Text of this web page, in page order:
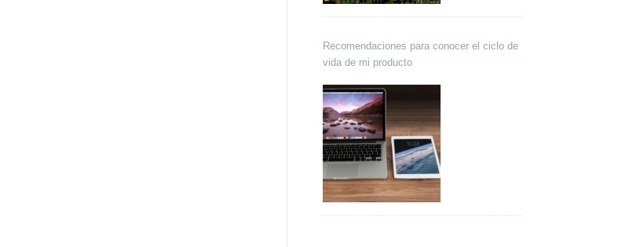
Recomendaciones para conocer el ciclo de
vida de mi producto